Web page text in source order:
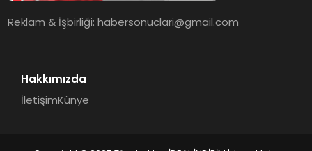
Reklam & İşbirliği:habersonuclari@gmail.com
Hakkımızda
İletişimKünye